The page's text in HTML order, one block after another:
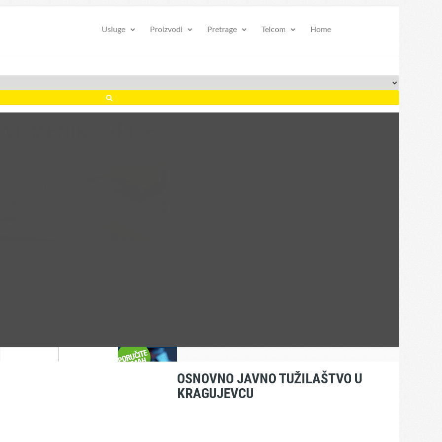
Usluge Proizvodi Pretrage Telcom Home
OSNOVNO JAVNO TUŽILAŠTVO U
KRAGUJEVCU